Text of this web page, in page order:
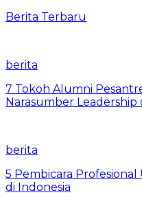
Berita Terbaru
berita
7 Tokoh Alumni
Narasumber Leadership
berita
5 Pembicara
di Indonesia